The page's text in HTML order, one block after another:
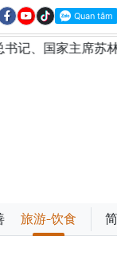
席苏林：建设一部
旅游-饮食